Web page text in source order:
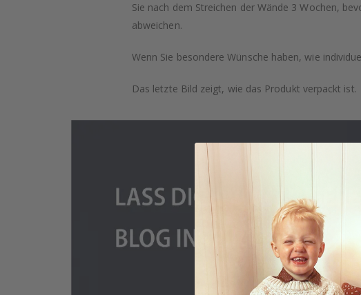
Sie nach dem Streichen der Wände 3 Wochen,
abweichen.
Wenn Sie besondere Wünsche haben, wie
Das letzte Bild zeigt, wie das Produkt verpackt ist.